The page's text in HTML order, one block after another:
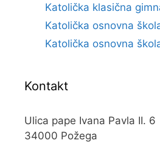
Katolička klasična
Katolička osnovna
Katolička osnovna
Kontakt
Ulica pape Ivana Pavla II. 6
34000 Požega